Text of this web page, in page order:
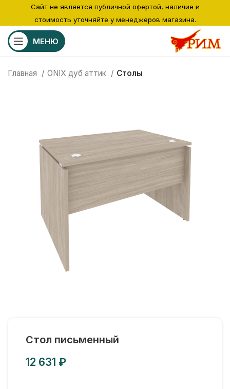
МЕНЮ
Главная ONIX дуб аттик Столы
Стол письменный
₽
Сайт не является публичной офертой, наличие и
стоимость уточняйте у менеджеров магазина.